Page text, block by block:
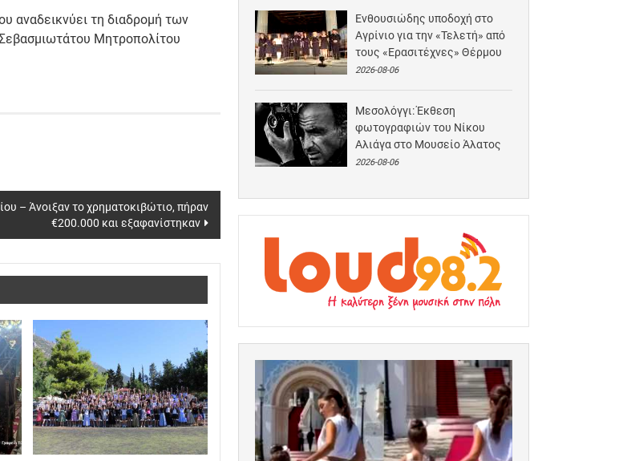
αναδεικνύει τη διαδρομή των
Μητροπολίτου
– Άνοιξαν το χρηματοκιβώτιο, πήραν
€200.000 και εξαφανίστηκαν
Ενθουσιώδης υποδοχή στο
Αγρίνιο για την «Τελετή» από
τους «Ερασιτέχνες» Θέρμου
2026-08-06
Μεσολόγγι: Έκθεση
φωτογραφιών του Νίκου
Αλιάγα στο Μουσείο Άλατος
2026-08-06